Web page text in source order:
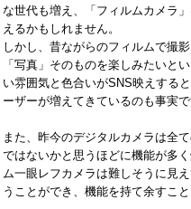
な世代も増え、「フィルムカメラ
えるかもしれません。
しかし、昔ながらのフィルムで撮
「写真」そのものを楽しみたいと
い雰囲気と色合いがSNS映えする
ーザーが増えてきているのも事実で
また、昨今のデジタルカメラは全
ではないかと思うほどに機能が多
ム一眼レフカメラは難しそうに見
うことができ、機能を持て余すこと